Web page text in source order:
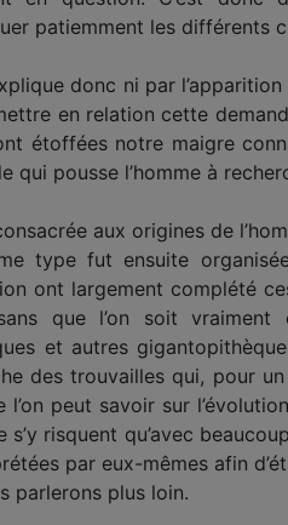
patiemment les différents
donc ni par
en relation cette
étoffées notre maigre
qui pousse l’homme à
aux origines de
type fut ensuite
ont largement complété
que l’on soit
et autres
des trouvailles qui, pour
l’on peut savoir sur
risquent qu’avec
par eux-mêmes afin
parlerons plus loin.